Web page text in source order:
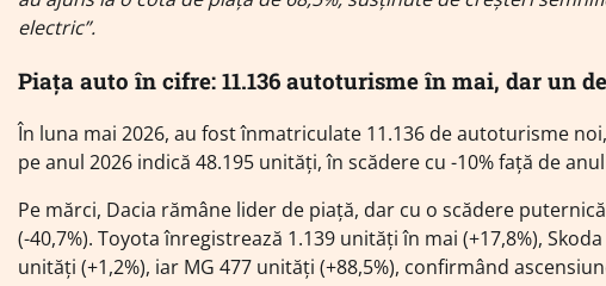
electric”.
Piața auto în cifre: 11.136 autoturisme în mai, dar un
În luna mai 2026, au fost înmatriculate 11.136 de autoturisme
pe anul 2026 indică 48.195 unități, în scădere cu -10% față de
Pe mărci, Dacia rămâne lider de piață, dar cu o scădere
(-40,7%). Toyota înregistrează 1.139 unități în mai (+17,8%),
unități (+1,2%), iar MG 477 unități (+88,5%), confirmând